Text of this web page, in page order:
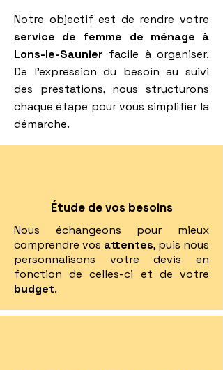
Notre objectif est de rendre votre
service de femme de ménage à
Lons-le-Saunier facile à organiser.
De l’expression du besoin au suivi
des prestations, nous structurons
chaque étape pour vous simplifier la
démarche.
Étude de vos besoins
Nous échangeons pour mieux
comprendre vos attentes, puis nous
personnalisons votre devis en
fonction de celles-ci et de votre
budget.